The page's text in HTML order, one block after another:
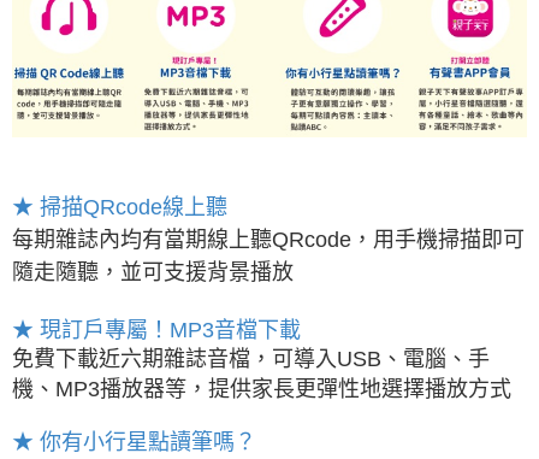
★ 掃描QRcode線上聽
每期雜誌內均有當期線上聽QRcode，用手機掃描即可
隨走隨聽，並可支援背景播放
★ 現訂戶專屬！MP3音檔下載
免費下載近六期雜誌音檔，可導入USB、電腦、手
機、MP3播放器等，提供家長更彈性地選擇播放方式
★ 你有小行星點讀筆嗎？